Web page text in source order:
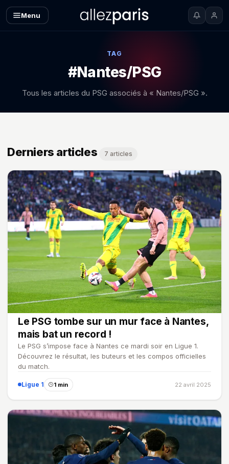
Menu
TAG
#Nantes/PSG
Tous les articles du PSG associés à « Nantes/PSG ».
Derniers articles 7 articles
Le PSG tombe sur un mur face à Nantes,
mais bat un record !
Le PSG s’impose face à Nantes ce mardi soir en Ligue 1.
Découvrez le résultat, les buteurs et les compos officielles
du match.
Ligue 1 1 min 22 avril 2025